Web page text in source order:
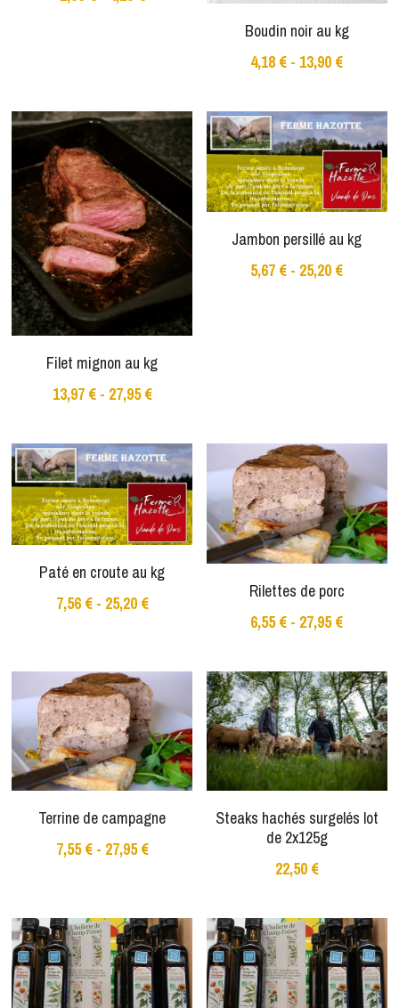
Boudin noir au kg
4,18 € - 13,90 €
Filet mignon au kg
13,97 € - 27,95 €
Jambon persillé au kg
5,67 € - 25,20 €
Paté en croute au kg
7,56 € - 25,20 €
Rilettes de porc
6,55 € - 27,95 €
Terrine de campagne
7,55 € - 27,95 €
Steaks hachés surgelés lot
de 2x125g
22,50 €